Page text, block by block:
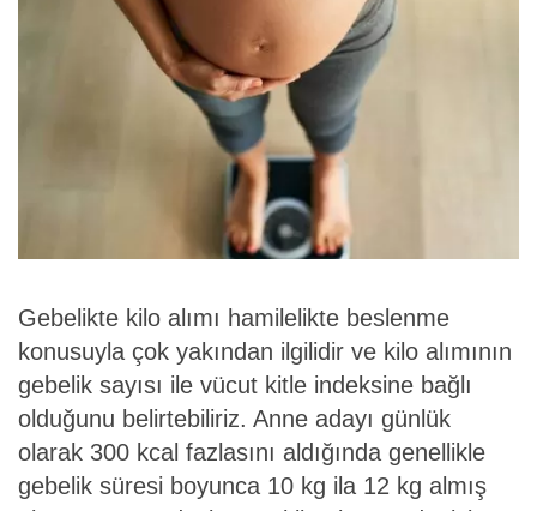
Gebelikte kilo alımı hamilelikte beslenme
konusuyla çok yakından ilgilidir ve kilo alımının
gebelik sayısı ile vücut kitle indeksine bağlı
olduğunu belirtebiliriz. Anne adayı günlük
olarak 300 kcal fazlasını aldığında genellikle
gebelik süresi boyunca 10 kg ila 12 kg almış